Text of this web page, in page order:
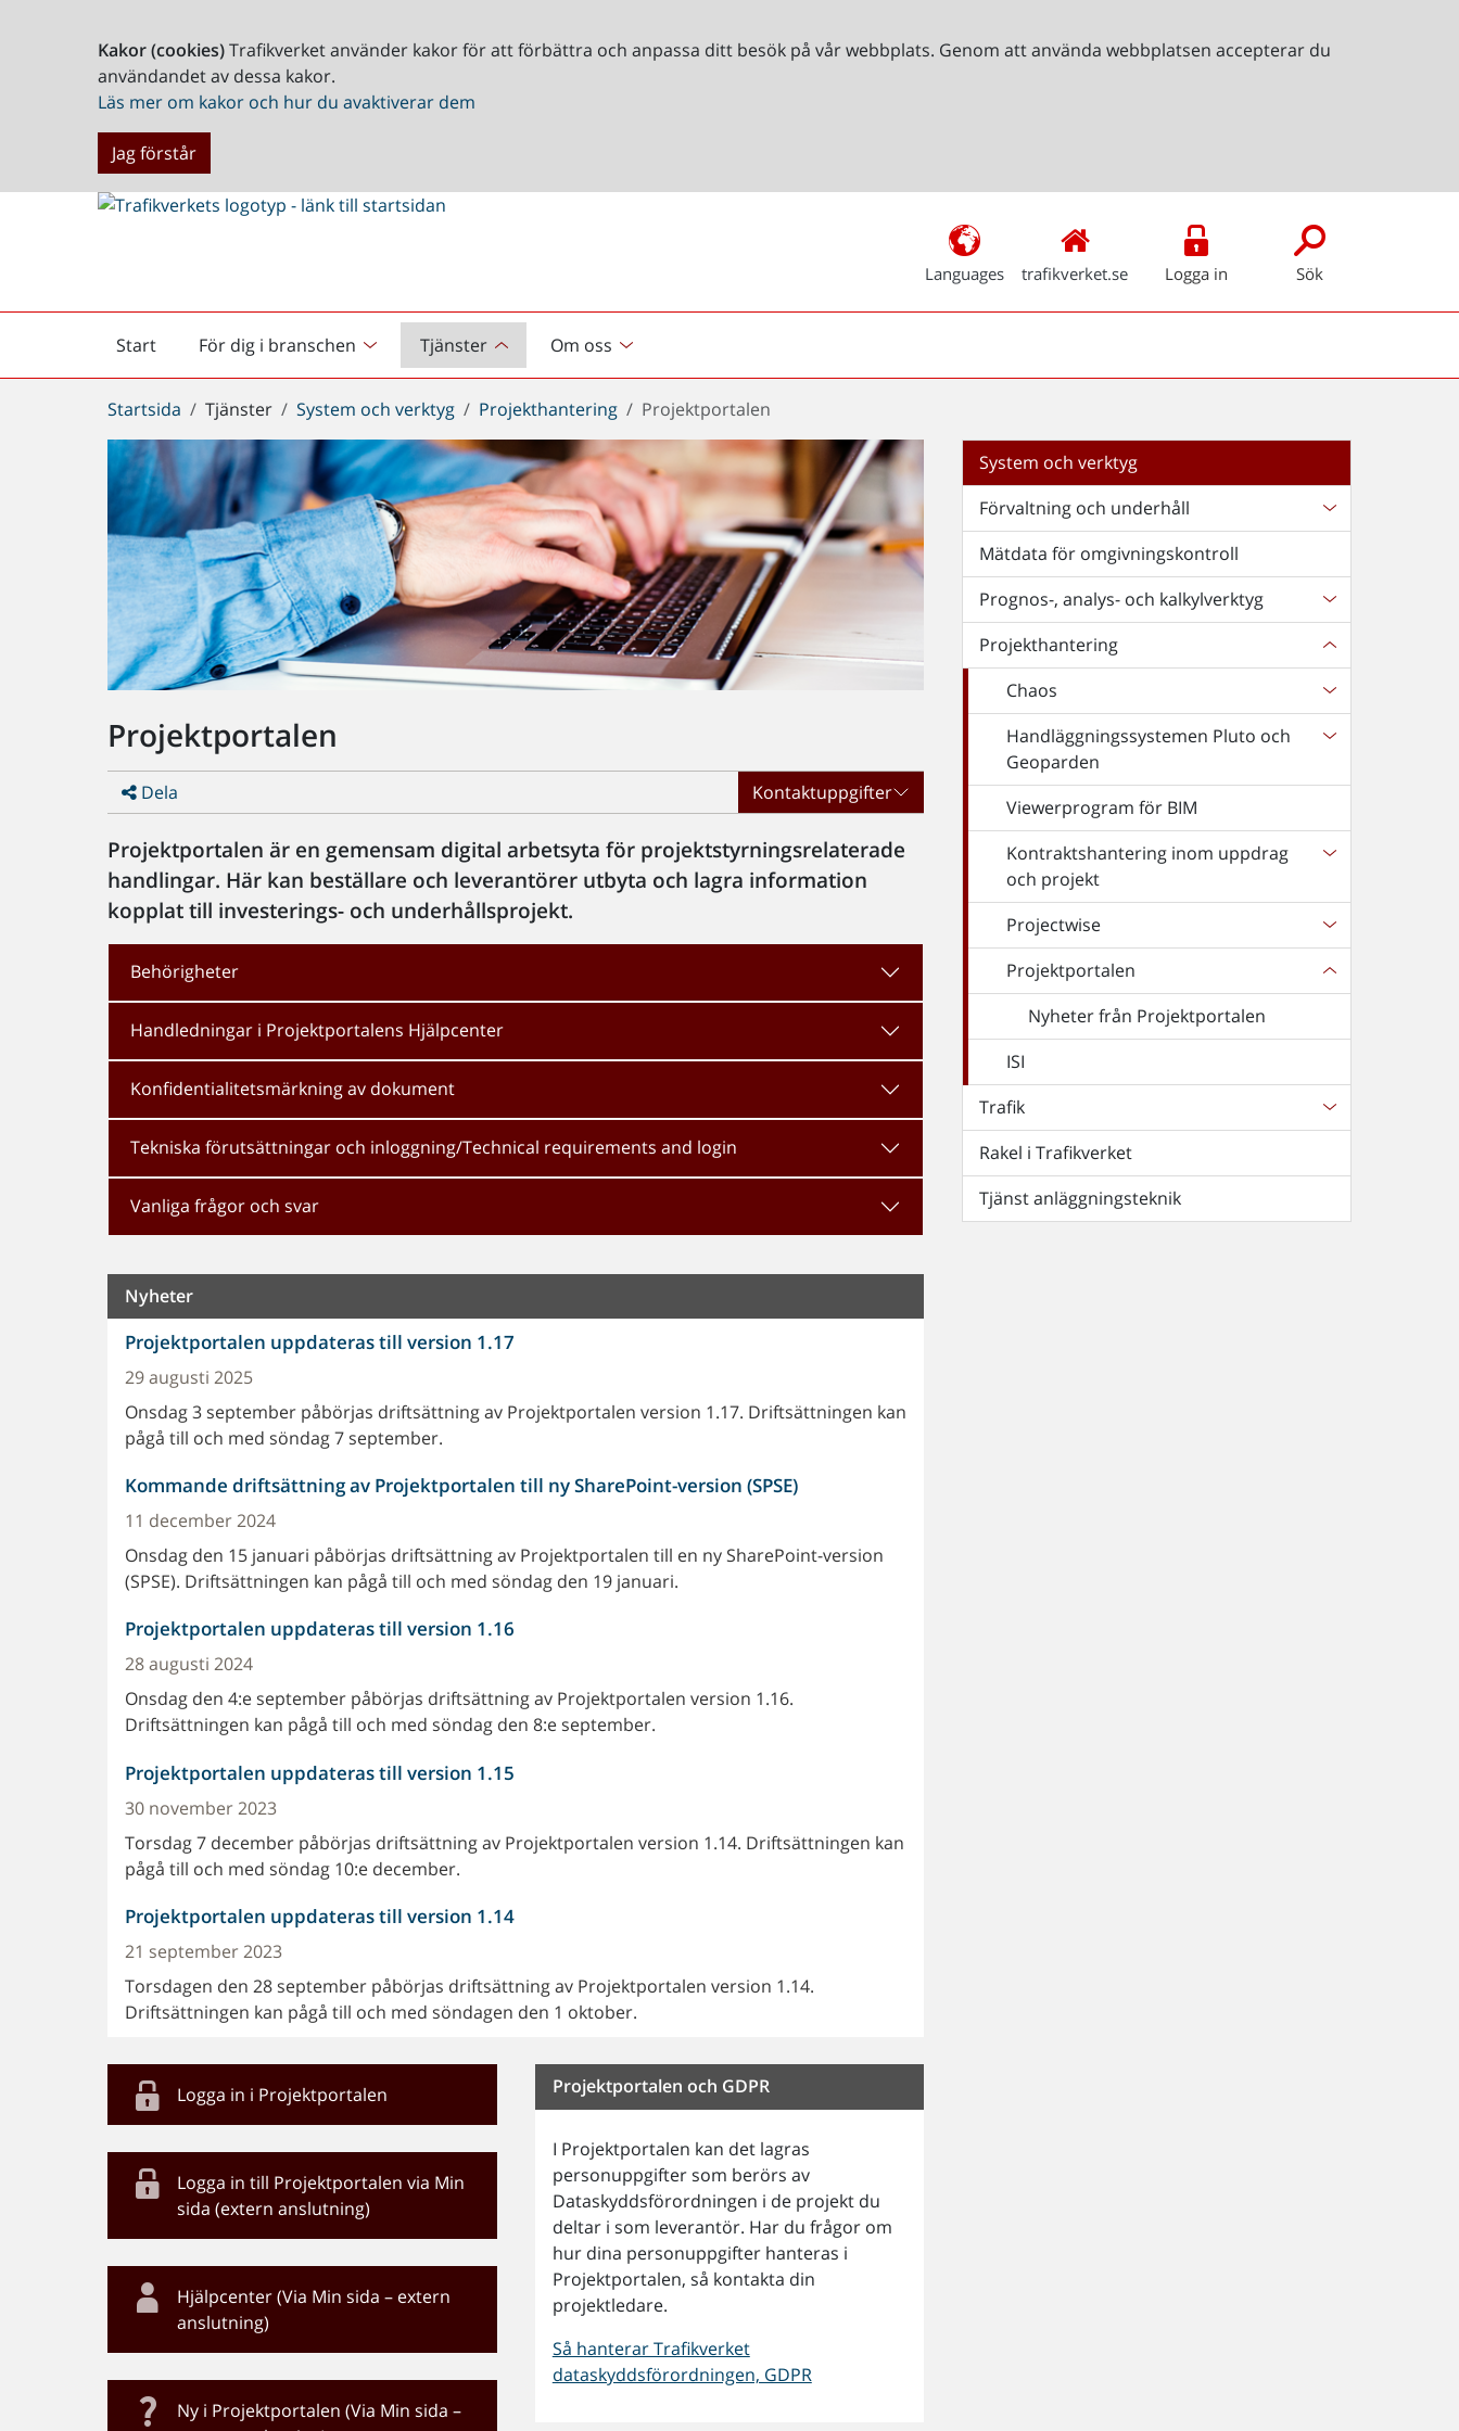
Kakor (cookies)Trafikverket använder kakor för att förbättra och anpassa ditt besök på vår webbplats. Genom att använda webbplatsen accepterar du
användandet av dessa kakor.
Läs mer om kakor och hur du avaktiverar dem
Jag förstår
Languages trafikverket.se Logga in Sök
Start
Startsida För dig i branschen Tjänster Om oss
Du
är
här:
Startsida Tjänster System och verktyg Projekthantering Projektportalen
Projektportalen
Dela Kontaktuppgifter
Projektportalen är en gemensam digital arbetsyta för projektstyrningsrelaterade
handlingar. Här kan beställare och leverantörer utbyta och lagra information
kopplat till investerings- och underhållsprojekt.
Behörigheter
Handledningar i Projektportalens Hjälpcenter
Konfidentialitetsmärkning av dokument
Tekniska förutsättningar och inloggning/Technical requirements and login
Vanliga frågor och svar
Nyheter
Projektportalen uppdateras till version 1.17
29 augusti 2025
Onsdag 3 september påbörjas driftsättning av Projektportalen version 1.17. Driftsättningen kan
pågå till och med söndag 7 september.
Kommande driftsättning av Projektportalen till ny SharePoint-version (SPSE)
11 december 2024
Onsdag den 15 januari påbörjas driftsättning av Projektportalen till en ny SharePoint-version
(SPSE). Driftsättningen kan pågå till och med söndag den 19 januari.
Projektportalen uppdateras till version 1.16
28 augusti 2024
Onsdag den 4:e september påbörjas driftsättning av Projektportalen version 1.16.
Driftsättningen kan pågå till och med söndag den 8:e september.
Projektportalen uppdateras till version 1.15
30 november 2023
Torsdag 7 december påbörjas driftsättning av Projektportalen version 1.14. Driftsättningen kan
pågå till och med söndag 10:e december.
Projektportalen uppdateras till version 1.14
21 september 2023
Torsdagen den 28 september påbörjas driftsättning av Projektportalen version 1.14.
Driftsättningen kan pågå till och med söndagen den 1 oktober.
Logga in i Projektportalen
Logga in till Projektportalen via Min
sida (extern anslutning)
Hjälpcenter (Via Min sida – extern
anslutning)
Ny i Projektportalen (Via Min sida –
Projektportalen och GDPR
I Projektportalen kan det lagras
personuppgifter som berörs av
Dataskyddsförordningen i de projekt du
deltar i som leverantör. Har du frågor om
hur dina personuppgifter hanteras i
Projektportalen, så kontakta din
projektledare.
Så hanterar Trafikverket
dataskyddsförordningen, GDPR
System och verktyg
Förvaltning och underhåll
Mätdata för omgivningskontroll
Prognos-, analys- och kalkylverktyg
Projekthantering
Chaos
Handläggningssystemen Pluto och
Geoparden
Viewerprogram för BIM
Kontraktshantering inom uppdrag
och projekt
Projectwise
Projektportalen
Nyheter från Projektportalen
ISI
Trafik
Rakel i Trafikverket
Tjänst anläggningsteknik